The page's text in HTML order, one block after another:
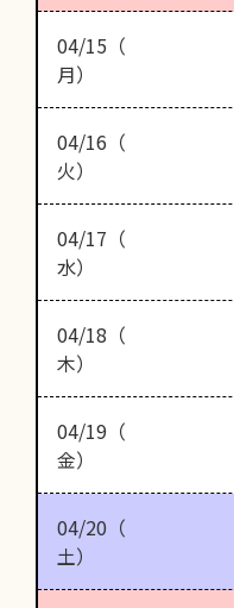
04/15（
月）
04/16（
火）
04/17（
水）
04/18（
木）
04/19（
金）
04/20（
土）